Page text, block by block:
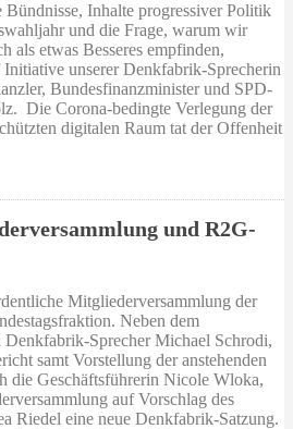
Bündnisse, Inhalte progressiver Politik
und die Frage, warum wir
als etwas Besseres empfinden,
unserer Denkfabrik-Sprecherin
Bundesfinanzminister und SPD-
Die Corona-bedingte Verlegung der
digitalen Raum tat der Offenheit
und R2G-
Mitgliederversammlung der
Neben dem
Denkfabrik-Sprecher Michael Schrodi,
samt Vorstellung der anstehenden
die Geschäftsführerin Nicole Wloka,
auf Vorschlag des
Riedel eine neue Denkfabrik-Satzung.